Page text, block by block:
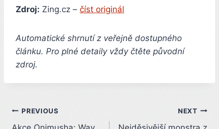
Zdroj: Zing.cz – číst originál
Automatické shrnutí z veřejně dostupného
článku. Pro plné detaily vždy čtěte původní
zdroj.
Post
PREVIOUS NEXT